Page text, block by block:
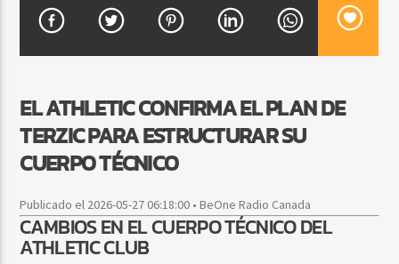
CURRENT SHOW
BEATS URBANOS
11:00 AM 1:00 PM
Beone Radio
EL ATHLETIC CONFIRMA EL PLAN DE
TERZIC PARA ESTRUCTURAR SU
CUERPO TÉCNICO
Publicado el 2026-05-27 06:18:00 • BeOne Radio Canada
CAMBIOS EN EL CUERPO TÉCNICO DEL
ATHLETIC CLUB